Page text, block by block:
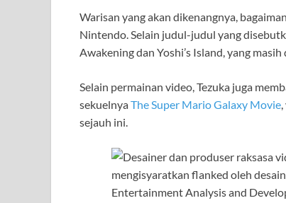
Warisan yang akan dikenangnya,
Nintendo. Selain judul-judul yang
Awakening dan Yoshi’s Island, yang
Selain permainan video, Tezuka juga
sekuelnyaThe Super Mario Galaxy Movie
sejauh ini.